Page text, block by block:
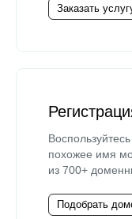
Заказать
похожее имя
из 700+
Подобрать